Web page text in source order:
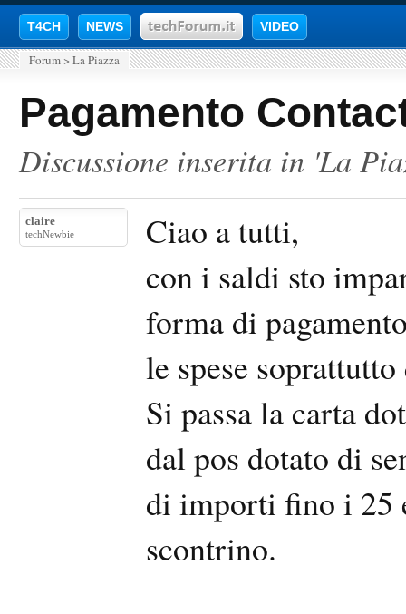
T4CH NEWS VIDEO
Forum > La Piazza
Pagamento
Discussione inserita in 'La
claire
techNewbie
Ciao a tutti,
con i saldi sto
forma di
le spese
Si passa la carta
dal pos dotato di
di importi fino i 25
scontrino.